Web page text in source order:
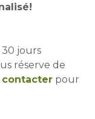
jours
réserve de
contacter pour